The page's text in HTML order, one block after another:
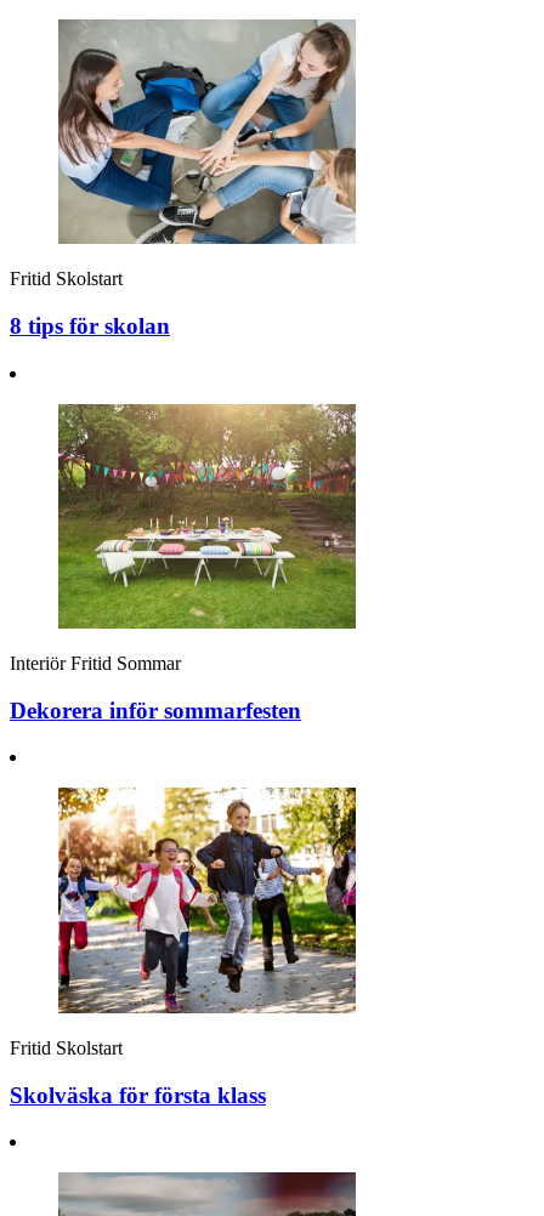
Fritid Skolstart
8 tips för skolan
Interiör Fritid Sommar
Dekorera inför sommarfesten
Fritid Skolstart
Skolväska för första klass